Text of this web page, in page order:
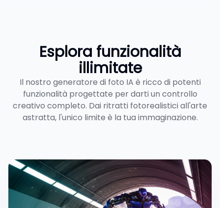
Esplora funzionalità
illimitate
Il nostro generatore di foto IA è ricco di potenti
funzionalità progettate per darti un controllo
creativo completo. Dai ritratti fotorealistici all'arte
astratta, l'unico limite è la tua immaginazione.